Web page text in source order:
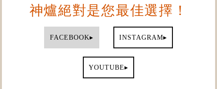
神爐絕對是您最佳選擇！
FACEBOOK▸ INSTAGRAM▸
YOUTUBE▸